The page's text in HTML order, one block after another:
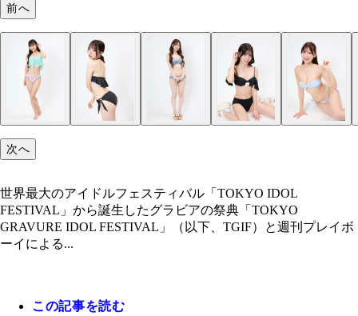
前へ
次へ
世界最大のアイドルフェスティバル「TOKYO IDOL
FESTIVAL」から誕生したグラビアの祭典「TOKYO
GRAVURE IDOL FESTIVAL」（以下、TGIF）と週刊プレイボ
ーイによる...
この記事を読む